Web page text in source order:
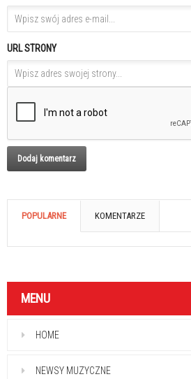
URL STRONY
POPULARNE KOMENTARZE
MENU
HOME
NEWSY MUZYCZNE